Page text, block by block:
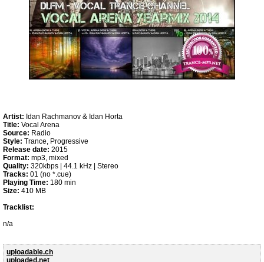
Artist: Idan Rachmanov & Idan Horta
Title: Vocal Arena
Source: Radio
Style: Trance, Progressive
Release date: 2015
Format: mp3, mixed
Quality: 320kbps | 44.1 kHz | Stereo
Tracks: 01 (no *.cue)
Playing Time: 180 min
Size: 410 MB
Tracklist:
n/a
uploadable.ch
uploaded.net